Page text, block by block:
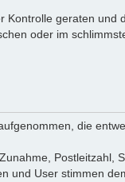
geraten
oder im
die
und User stimmen